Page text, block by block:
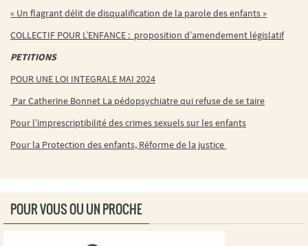
« Un flagrant délit de disqualification de la parole des enfants »
COLLECTIF POUR L’ENFANCE : proposition d’amendement législatif
PETITIONS
POUR UNE LOI INTEGRALE MAI 2024
Par Catherine Bonnet La pédopsychiatre qui refuse de se taire
Pour l’imprescriptibilité des crimes sexuels sur les enfants
Pour la Protection des enfants, Réforme de la justice
POUR VOUS OU UN PROCHE